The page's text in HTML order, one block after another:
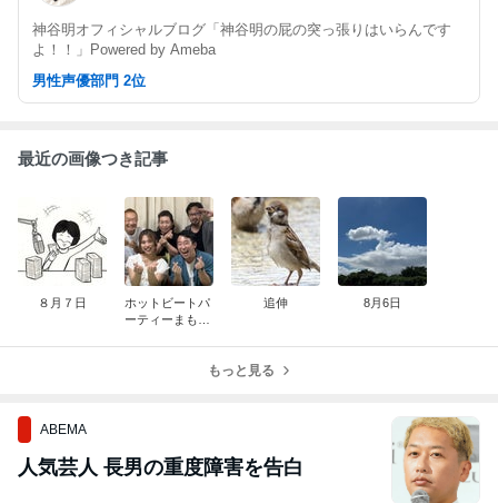
神谷明オフィシャルブログ「神谷明の屁の突っ張りはいらんです
よ！！」Powered by Ameba
男性声優部門 2位
最近の画像つき記事
８月７日
ホットビートパ
ーティーまもな
追伸 8月6日
もっと見る
ABEMA
人気芸人 長男の重度障害を告白